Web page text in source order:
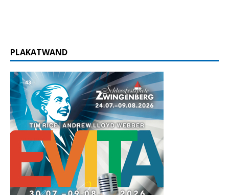
PLAKATWAND